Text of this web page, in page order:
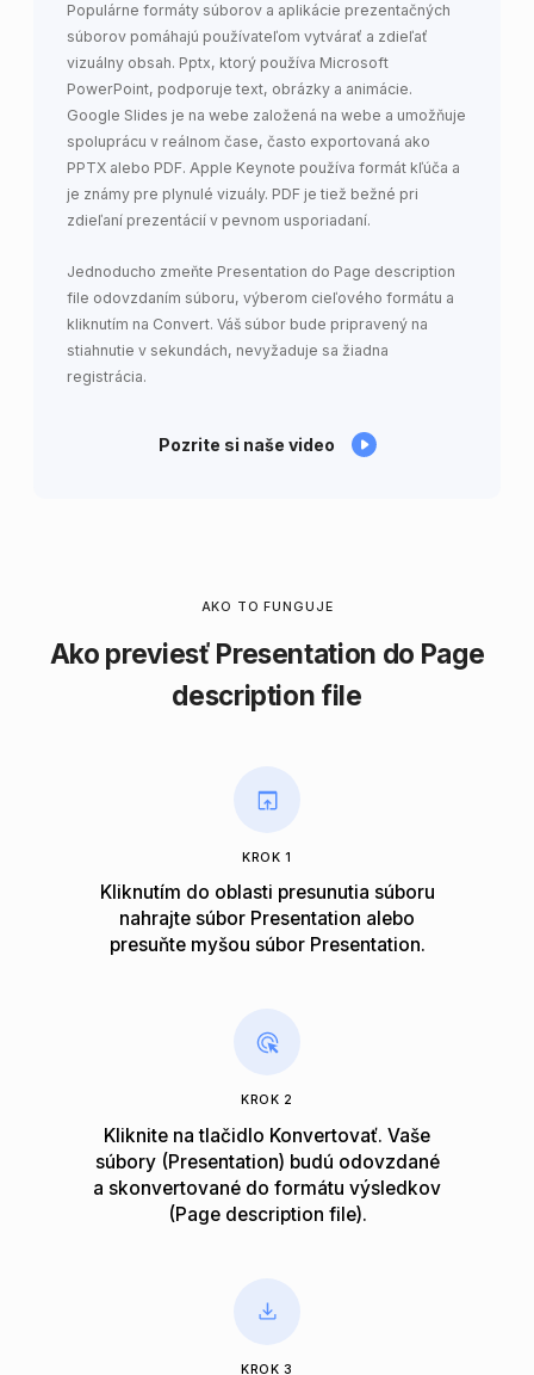
Populárne formáty súborov a aplikácie prezentačných
súborov pomáhajú používateľom vytvárať a zdieľať
vizuálny obsah. Pptx, ktorý používa Microsoft
PowerPoint, podporuje text, obrázky a animácie.
Google Slides je na webe založená na webe a umožňuje
spoluprácu v reálnom čase, často exportovaná ako
PPTX alebo PDF. Apple Keynote používa formát kľúča a
je známy pre plynulé vizuály. PDF je tiež bežné pri
zdieľaní prezentácií v pevnom usporiadaní.
Jednoducho zmeňte Presentation do Page description
file odovzdaním súboru, výberom cieľového formátu a
kliknutím na Convert. Váš súbor bude pripravený na
stiahnutie v sekundách, nevyžaduje sa žiadna
registrácia.
Pozrite si naše video
AKO TO FUNGUJE
Ako previesť Presentation do Page
description file
KROK 1
Kliknutím do oblasti presunutia súboru
nahrajte súbor Presentation alebo
presuňte myšou súbor Presentation.
KROK 2
Kliknite na tlačidlo Konvertovať. Vaše
súbory (Presentation) budú odovzdané
a skonvertované do formátu výsledkov
(Page description file).
KROK 3